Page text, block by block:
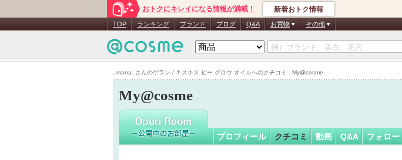
..mana..さんのゲラン / キスキス ビー グロウ オイルへのクチコミ - My@cosme
おトクにキレイになる情報が満載！ 新着おトク情報
TOP ランキング ブランド ブログ Q&A お買物 その他
My@cosme
..mana..さん
プロフィール クチコミ 動画 Q&A フォロー